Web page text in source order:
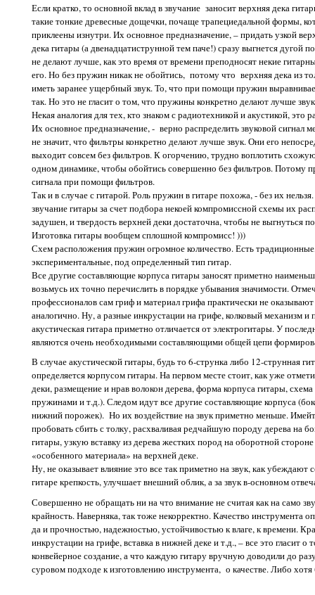
Если кратко, то основной вклад в звучание заносит верхняя дека
такие тонкие древесные дощечки, почаще трапециедальной формы,
приклеены изнутри. Их основное предназначение, – придать узкой
дека гитары (а двенадцатиструнной тем паче!) сразу выгнется
не делают лучше, как это время от времени преподносят некие
его. Но без пружин никак не обойтись, потому что верхняя дека из
иметь заранее ущербный звук. То, что при помощи пружин
так. Но это не гласит о том, что пружины конкретно делают лучше
Некая аналогия для тех, кто знаком с радиотехникой и акустикой, это
Их основное предназначение, - верно распределить звуковой
не значит, что фильтры конкретно делают лучше звук. Они его
выходит совсем без фильтров. К огорчению, трудно воплотить
одном динамике, чтобы обойтись совершенно без фильтров. Потому
сигнала при помощи фильтров.
Так и в случае с гитарой. Роль пружин в гитаре похожа, - без их
звучание гитары за счет подбора некоей компромиссной схемы их
задушен, и твердость верхней деки достаточна, чтобы не выгнуться
Изготовка гитары вообщем сплошной компромисс! )))
Схем расположения пружин огромное количество. Есть
экспериментальные, под определенный тип гитар.
Все другие составляющие корпуса гитары заносят приметно
возьмусь их точно перечислить в порядке убывания значимости.
профессионалов сам гриф и материал грифа практически не
аналогично. Ну, а разные инкрустации на грифе, колковый механизм
акустическая гитара приметно отличается от электрогитары. У
являются очень необходимыми составляющими общей цепи
В случае акустической гитары, будь то 6-струнка либо 12-струнная
определяется корпусом гитары. На первом месте стоит, как уже
деки, размещение и нрав волокон дерева, форма корпуса гитары,
пружинами и т.д.). Следом идут все другие составляющие корпуса
нижний порожек). Но их воздействие на звук приметно меньше.
пробовать сбить с толку, расхваливая редчайшую породу дерева на
гитары, узкую вставку из дерева жестких пород на оборотной
«особенного материала» на верхней деке.
Ну, не оказывает влияние это все так приметно на звук, как убеждают
гитаре крепкость, улучшает внешний облик, а за звук в-основном
Совершенно не обращать ни на что внимание не считая как на само
крайность. Наверняка, так тоже некорректно. Качество инструмента
да и прочностью, надежностью, устойчивостью к влаге, к времени.
инкрустации на грифе, вставка в нижней деке и т.д., – все это гласит о
конвейерное создание, а что каждую гитару вручную доводили до
суровом подходе к изготовлению инструмента, о качестве. Либо хотя